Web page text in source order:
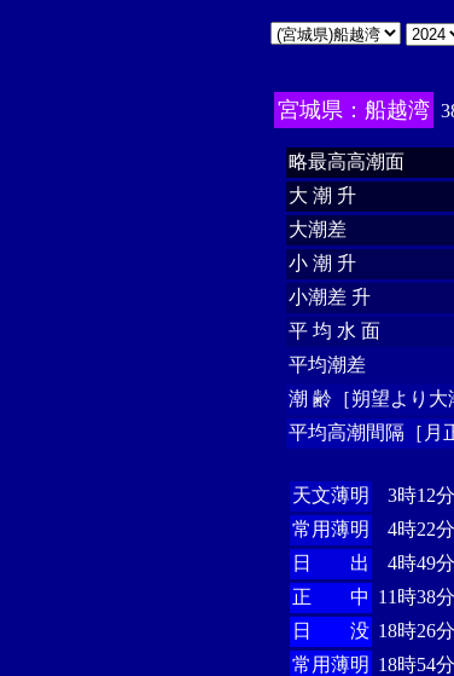
宮城県：船越湾
略最高高潮面
大 潮 升
大潮差
小 潮 升
小潮差 升
平 均 水 面
平均潮差
潮 齢［朔望より大
平均高潮間隔［月
天文薄明
3時12分
常用薄明
4時22分
日 出
4時49分
正 中 11時38分
日 没 18時26分
常用薄明 18時54分